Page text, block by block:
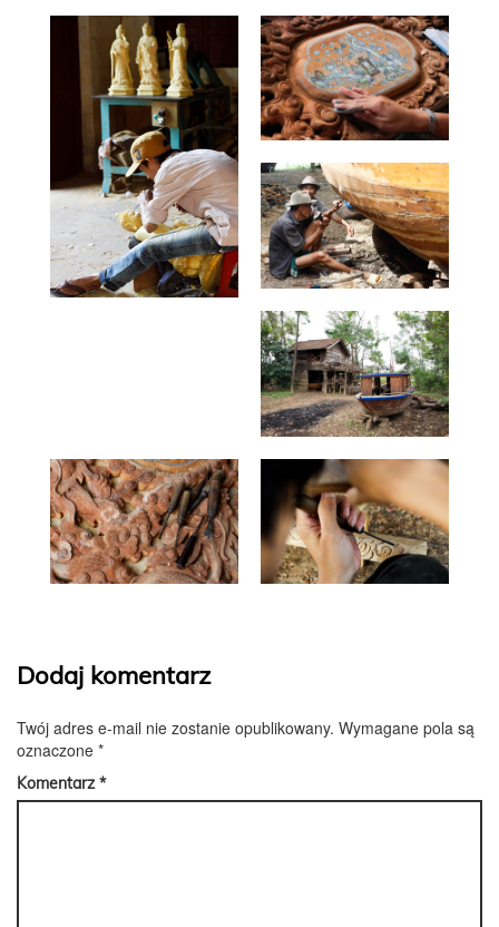
Dodaj komentarz
Twój adres e-mail nie zostanie opublikowany. Wymagane pola są
oznaczone *
Komentarz*